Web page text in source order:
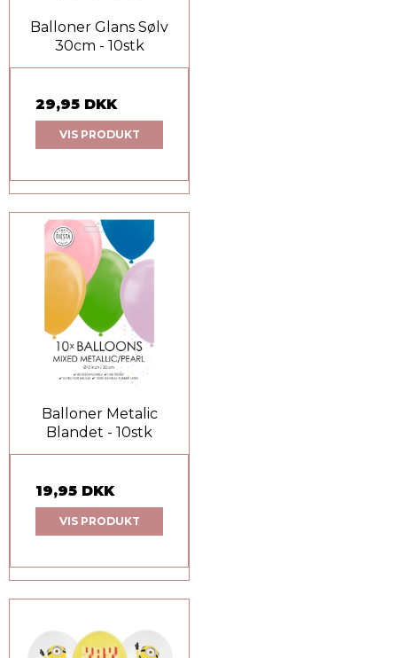
Balloner Glans Sølv
30cm - 10stk
29,95 DKK
VIS PRODUKT
Balloner Metalic
Blandet - 10stk
19,95 DKK
VIS PRODUKT